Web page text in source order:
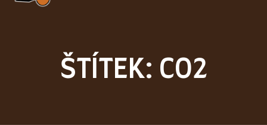
ŠTÍTEK: CO2